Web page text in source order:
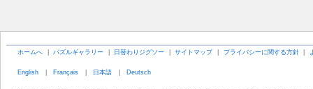
ホームへ | パズルギャラリー | 日替わりジグソー | サイトマップ | プライバシーに関する方針 |
English | Français | 日本語 | Deutsch